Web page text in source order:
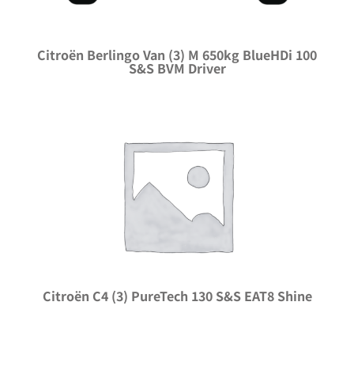
Citroën Berlingo Van (3) M 650kg BlueHDi 100
S&S BVM Driver
Citroën C4 (3) PureTech 130 S&S EAT8 Shine